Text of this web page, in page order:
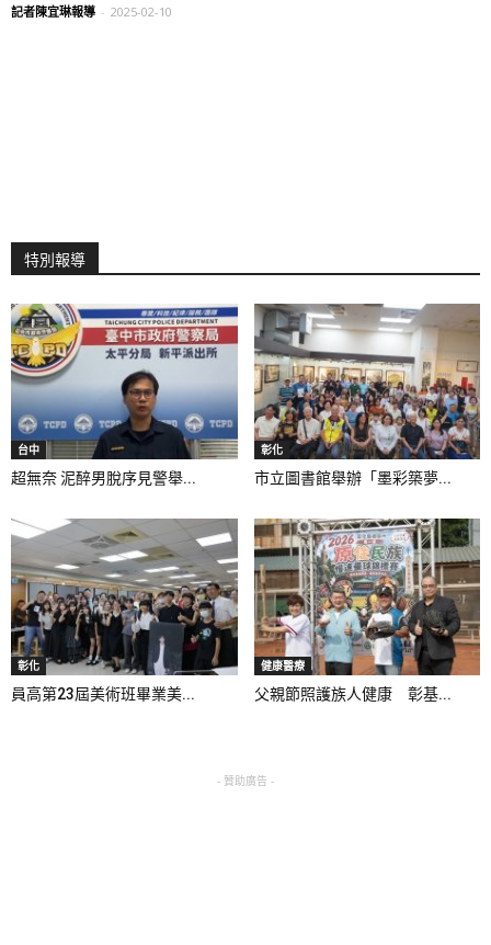
記者陳宜琳報導 - 2025-02-10
特別報導
台中
超無奈 泥醉男脫序見警舉...
彰化
市立圖書館舉辦「墨彩築夢...
彰化
員高第23屆美術班畢業美...
健康醫療
父親節照護族人健康 彰基...
- 贊助廣告 -